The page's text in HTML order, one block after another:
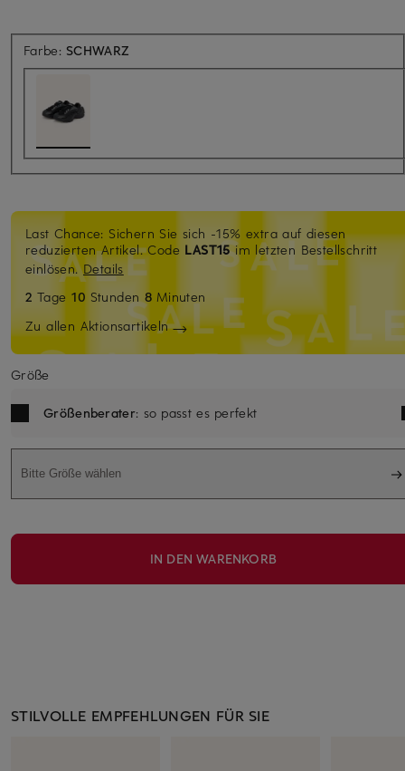
Farbe: SCHWARZ
Last Chance: Sichern Sie sich -15% extra auf diesen
reduzierten Artikel. Code LAST15im letzten Bestellschritt
einlösen.Details
2 Tage10 Stunden 8 Minuten
Zu allen Aktionsartikeln
Größe
Größenberater: so passt es perfekt
Bitte Größe wählen
IN DEN WARENKORB
STILVOLLE EMPFEHLUNGEN FÜR SIE